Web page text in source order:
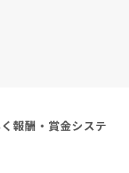
報酬・賞金システ